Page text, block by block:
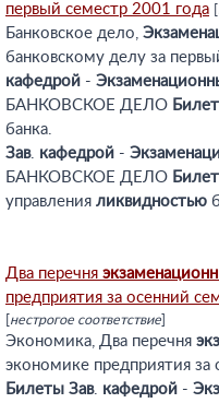
первый семестр 2001 года
Банковское дело,
банковскому делу за
кафедрой -
БАНКОВСКОЕ ДЕЛО Билет
банка.
Зав. кафедрой -
БАНКОВСКОЕ ДЕЛО Билет
управления ликвидностью
Два перечня
предприятия за осенний
нестрогое соответствие
Экономика, Два перечня
экономике предприятия за
Билеты Зав. кафедрой -